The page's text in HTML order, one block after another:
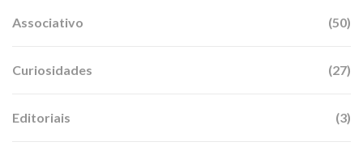
Associativo (50)
Curiosidades (27)
Editoriais (3)